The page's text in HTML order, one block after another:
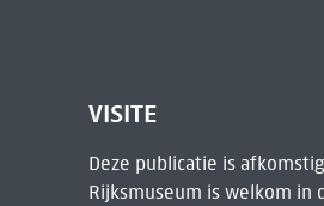
VISITE
Deze publicatie is
Rijksmuseum is welkom in